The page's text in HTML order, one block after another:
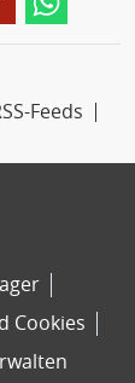
Feeds
Cookies